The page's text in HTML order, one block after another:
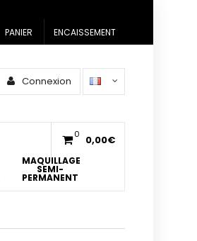
PANIER ENCAISSEMENT
Connexion
0 0,00€
MAQUILLAGE
SEMI-
PERMANENT